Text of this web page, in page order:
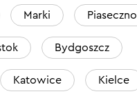
Marki Piaseczno
Bydgoszcz
Katowice Kielce